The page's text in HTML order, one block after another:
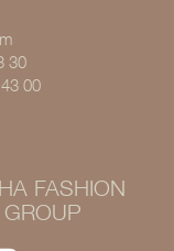
30
00
FASHION
GROUP